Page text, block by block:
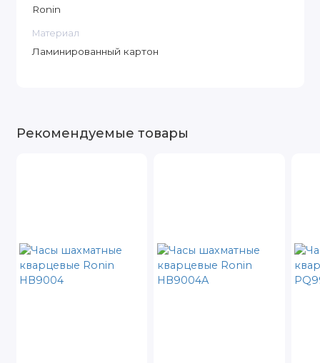
Ronin
Материал
Ламинированный картон
Рекомендуемые товары